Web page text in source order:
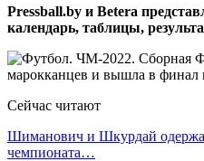
Pressball.by и Betera
календарь, таблицы,
Сейчас читают
Шиманович и Шкурдай
чемпионата…